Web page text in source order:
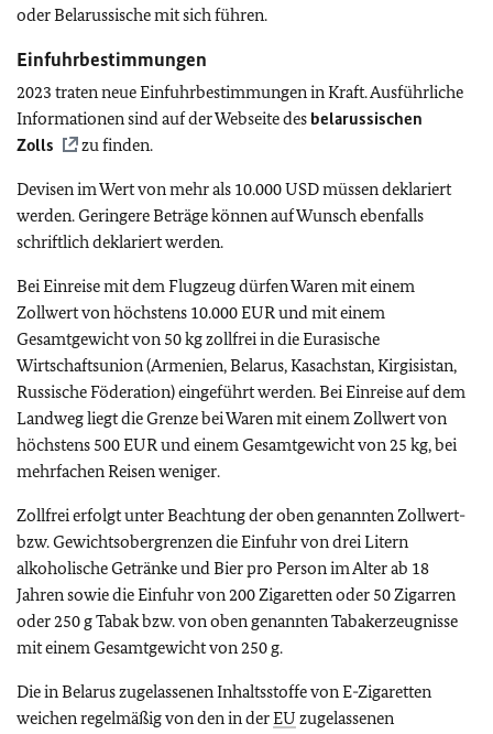
oder Belarussische mit sich führen.
Einfuhrbestimmungen
2023 traten neue Einfuhrbestimmungen in Kraft. Ausführliche
Informationen sind auf der Webseite des belarussischen
Zolls
zu finden.
Devisen im Wert von mehr als 10.000 USD müssen deklariert
werden. Geringere Beträge können auf Wunsch ebenfalls
schriftlich deklariert werden.
Bei Einreise mit dem Flugzeug dürfen Waren mit einem
Zollwert von höchstens 10.000 EUR und mit einem
Gesamtgewicht von 50 kg zollfrei in die Eurasische
Wirtschaftsunion (Armenien, Belarus, Kasachstan, Kirgisistan,
Russische Föderation) eingeführt werden. Bei Einreise auf dem
Landweg liegt die Grenze bei Waren mit einem Zollwert von
höchstens 500 EUR und einem Gesamtgewicht von 25 kg, bei
mehrfachen Reisen weniger.
Zollfrei erfolgt unter Beachtung der oben genannten Zollwert-
bzw. Gewichtsobergrenzen die Einfuhr von drei Litern
alkoholische Getränke und Bier pro Person im Alter ab 18
Jahren sowie die Einfuhr von 200 Zigaretten oder 50 Zigarren
oder 250 g Tabak bzw. von oben genannten Tabakerzeugnisse
mit einem Gesamtgewicht von 250 g.
Die in Belarus zugelassenen Inhaltsstoffe von E-Zigaretten
weichen regelmäßig von den in derEU zugelassenen